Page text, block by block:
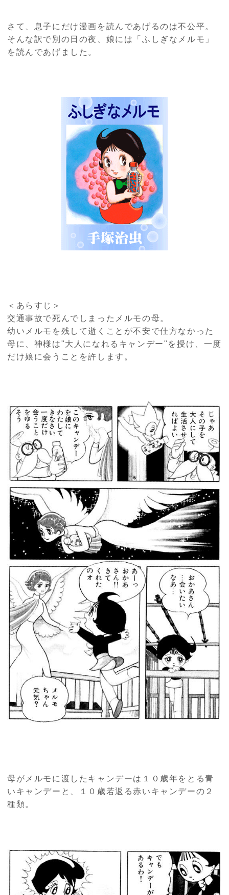
さて、息子にだけ漫画を読んであげるのは不公平。
そんな訳で別の日の夜、娘には「ふしぎなメルモ」
を読んであげました。
＜あらすじ＞
交通事故で死んでしまったメルモの母。
幼いメルモを残して逝くことが不安で仕方なかった
母に、神様は"大人になれるキャンデー"を授け、一度
だけ娘に会うことを許します。
母がメルモに渡したキャンデーは１０歳年をとる青
いキャンデーと、１０歳若返る赤いキャンデーの２
種類。